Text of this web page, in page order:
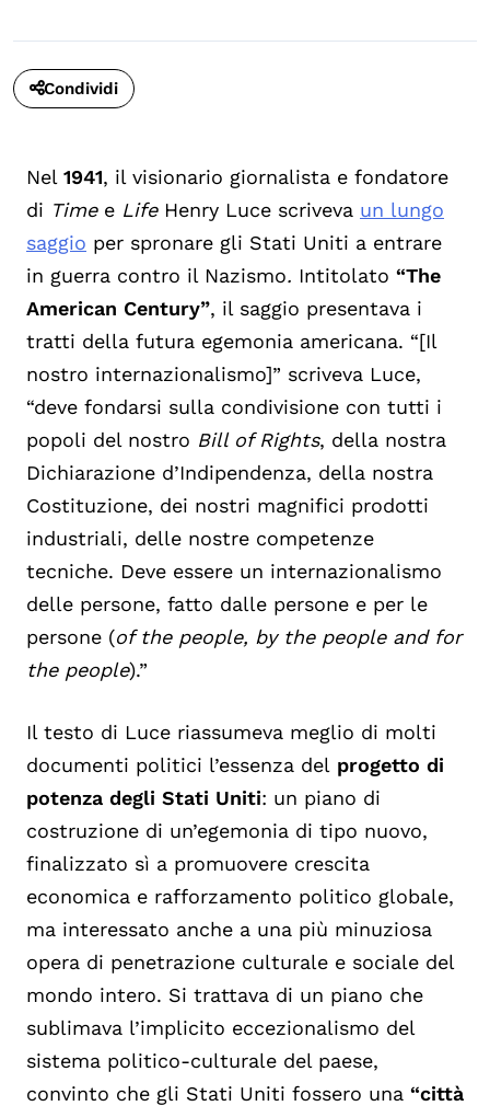
Condividi
Nel 1941, il visionario giornalista e fondatore
di Time e Life Henry Luce scriveva un lungo
saggio per spronare gli Stati Uniti a entrare
in guerra contro il Nazismo. Intitolato “The
American Century”, il saggio presentava i
tratti della futura egemonia americana. “[Il
nostro internazionalismo]” scriveva Luce,
“deve fondarsi sulla condivisione con tutti i
popoli del nostro Bill of Rights, della nostra
Dichiarazione d’Indipendenza, della nostra
Costituzione, dei nostri magnifici prodotti
industriali, delle nostre competenze
tecniche. Deve essere un internazionalismo
delle persone, fatto dalle persone e per le
persone (of the people, by the people and for
the people).”
Il testo di Luce riassumeva meglio di molti
documenti politici l’essenza del progetto di
potenza degli Stati Uniti: un piano di
costruzione di un’egemonia di tipo nuovo,
finalizzato sì a promuovere crescita
economica e rafforzamento politico globale,
ma interessato anche a una più minuziosa
opera di penetrazione culturale e sociale del
mondo intero. Si trattava di un piano che
sublimava l’implicito eccezionalismo del
sistema politico-culturale del paese,
convinto che gli Stati Uniti fossero una “città